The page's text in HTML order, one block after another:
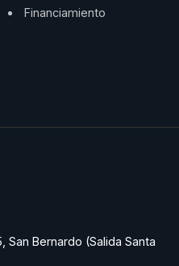
Financiamiento
San Bernardo (Salida Santa